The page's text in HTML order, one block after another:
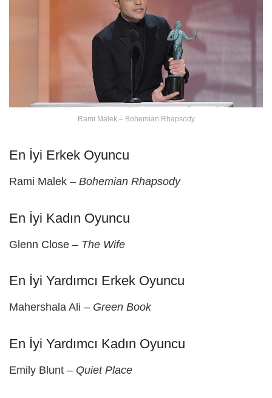
Rami Malek – Bohemian Rhapsody
En İyi Erkek Oyuncu
Rami Malek – Bohemian Rhapsody
En İyi Kadın Oyuncu
Glenn Close – The Wife
En İyi Yardımcı Erkek Oyuncu
Mahershala Ali – Green Book
En İyi Yardımcı Kadın Oyuncu
Emily Blunt – Quiet Place